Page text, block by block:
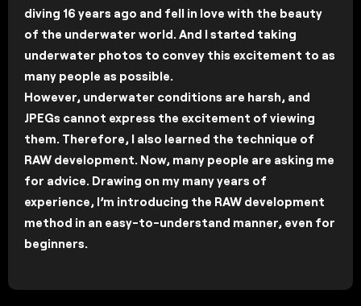
diving 16 years ago and fell in love with the beauty
of the underwater world. And I started taking
underwater photos to convey this excitement to as
many people as possible.
However, underwater conditions are harsh, and
JPEGs cannot express the excitement of viewing
them. Therefore, I also learned the technique of
RAW development. Now, many people are asking me
for advice. Drawing on my many years of
experience, I’m introducing the RAW development
method in an easy-to-understand manner, even for
beginners.